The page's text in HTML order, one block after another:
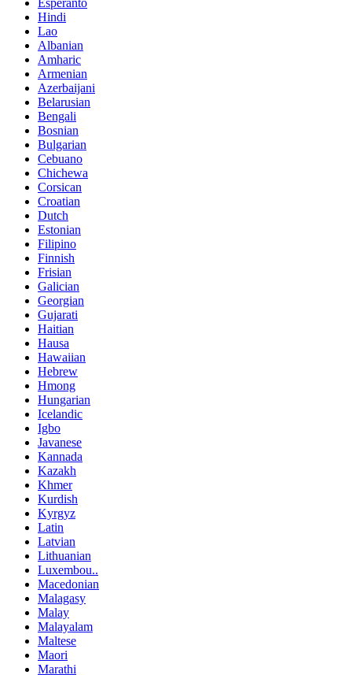
Esperanto
Hindi
Lao
Albanian
Amharic
Armenian
Azerbaijani
Belarusian
Bengali
Bosnian
Bulgarian
Cebuano
Chichewa
Corsican
Croatian
Dutch
Estonian
Filipino
Finnish
Frisian
Galician
Georgian
Gujarati
Haitian
Hausa
Hawaiian
Hebrew
Hmong
Hungarian
Icelandic
Igbo
Javanese
Kannada
Kazakh
Khmer
Kurdish
Kyrgyz
Latin
Latvian
Lithuanian
Luxembou..
Macedonian
Malagasy
Malay
Malayalam
Maltese
Maori
Marathi